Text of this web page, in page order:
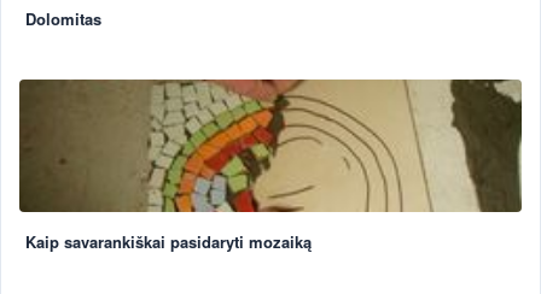
Dolomitas
Kaip savarankiškai pasidaryti mozaiką